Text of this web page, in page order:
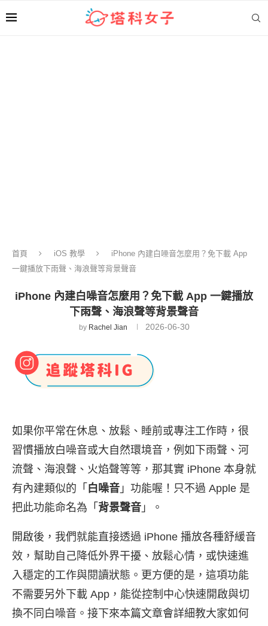
首頁 iOS 教學
iPhone 內建白噪音怎麼用？免下載 App
一鍵播放下雨聲、海浪聲等背景聲音
iPhone 內建白噪音怎麼用？免下載 App 一鍵播放
下雨聲、海浪聲等背景聲音
by Rachel Jian 2026-06-30
如果你平常在休息、放鬆、睡前或專注工作時，很
習慣播放白噪音或大自然環境音，例如下雨聲、河
流聲、海浪聲、火焰聲等等，那其實 iPhone 本身就
有內建類似的「 白噪音 」功能喔！只不過 Apple 是
把此功能命名為「 背景聲音 」。
開啟後，我們就能直接透過 iPhone 播放各種舒緩音
效，幫助自己降低外界干擾、放鬆心情，或快速進
入穩定的工作與閱讀狀態。更方便的是，這項功能
不需要另外下載 App，能從控制中心快速開啟與切
換不同白噪音。接下來本篇文章會詳細教大家如何